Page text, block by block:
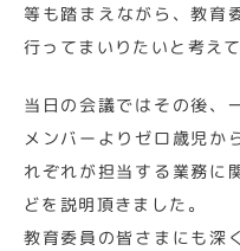
等も踏まえながら、教育
行ってまいりたいと考えて
当日の会議ではその後、
メンバーよりゼロ歳児か
れぞれが担当する業務に
どを説明頂きました。
教育委員の皆さまにも深